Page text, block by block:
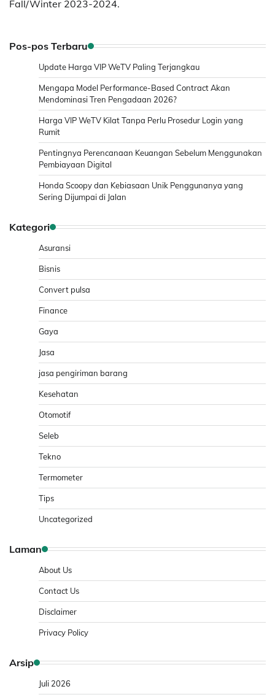
Fall/Winter 2023-2024.
Pos-pos Terbaru
Update Harga VIP WeTV Paling Terjangkau
Mengapa Model Performance-Based Contract Akan
Mendominasi Tren Pengadaan 2026?
Harga VIP WeTV Kilat Tanpa Perlu Prosedur Login yang
Rumit
Pentingnya Perencanaan Keuangan Sebelum Menggunakan
Pembiayaan Digital
Honda Scoopy dan Kebiasaan Unik Penggunanya yang
Sering Dijumpai di Jalan
Kategori
Asuransi
Bisnis
Convert pulsa
Finance
Gaya
Jasa
jasa pengiriman barang
Kesehatan
Otomotif
Seleb
Tekno
Termometer
Tips
Uncategorized
Laman
About Us
Contact Us
Disclaimer
Privacy Policy
Arsip
Juli 2026